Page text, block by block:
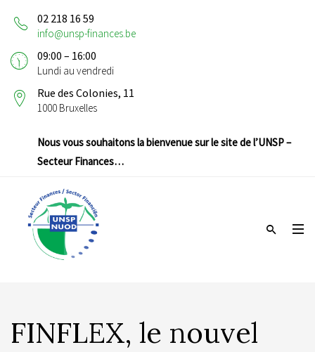
02 218 16 59
info@unsp-finances.be
09:00 – 16:00
Lundi au vendredi
Rue des Colonies, 11
1000 Bruxelles
Nous vous souhaitons la bienvenue sur le site de l’UNSP –
Secteur Finances…
FINFLEX, le nouvel